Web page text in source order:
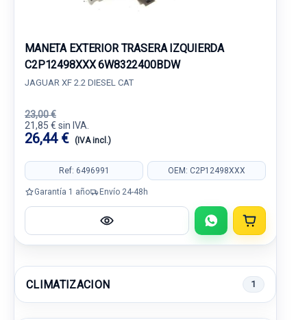
MANETA EXTERIOR TRASERA IZQUIERDA
C2P12498XXX 6W8322400BDW
JAGUAR XF 2.2 DIESEL CAT
23,00 €
21,85 € sin IVA.
26,44 € (IVA incl.)
Ref: 6496991 OEM: C2P12498XXX
Garantía 1 año Envío 24-48h
CLIMATIZACION 1